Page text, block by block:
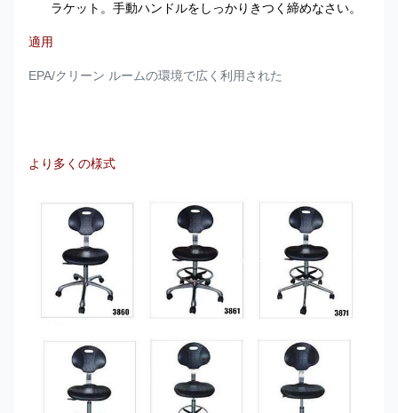
ラケット。手動ハンドルをしっかりきつく締めなさい。
適用
EPA/クリーン ルームの環境で広く利用された
より多くの様式